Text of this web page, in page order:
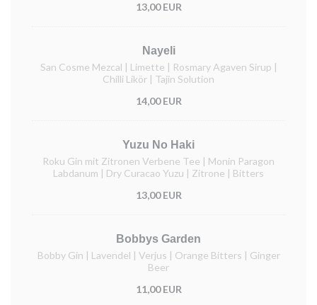
13,00 EUR
Nayeli
San Cosme Mezcal | Limette | Rosmary Agaven Sirup |
Chilli Likör | Tajin Solution
14,00 EUR
Yuzu No Haki
Roku Gin mit Zitronen Verbene Tee | Monin Paragon
Labdanum | Dry Curacao Yuzu | Zitrone | Bitters
13,00 EUR
Bobbys Garden
Bobby Gin | Lavendel | Verjus | Orange Bitters | Ginger
Beer
11,00 EUR